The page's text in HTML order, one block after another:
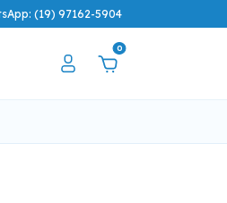
(19) 97162-5904
0